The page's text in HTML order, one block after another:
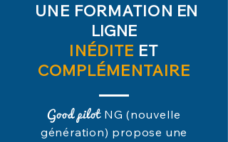
UNE FORMATION EN
LIGNE
INÉDITE ET
COMPLÉMENTAIRE
​Good pilot NG (nouvelle
génération) propose une